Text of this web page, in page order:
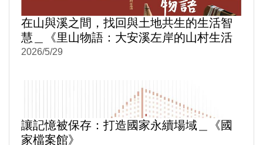
在山與溪之間，找回與土地共生的生活智
慧＿《里山物語：大安溪左岸的山村生活
(精裝)》
2026/5/29
讓記憶被保存：打造國家永續場域＿《國
家檔案館》